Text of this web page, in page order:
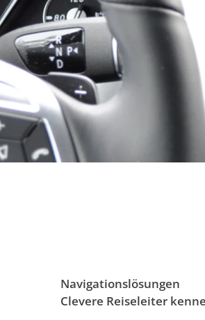
Navigationslösungen
Clevere Reiseleiter